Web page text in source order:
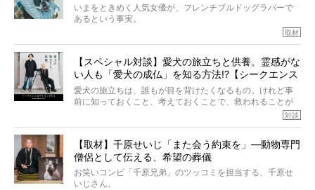
いまをときめく人気女優が、フレンチブルドッグラバーで
あるという事実。
とりを目の当たりにするほどに、そのフレンチブルドッグ
愛がわたしたちのそれとまったく同じであることに、なん
だかうれしくなってしまったのでした。
春奈さんとアムちゃんのすてきな暮らしを、BUHI編集長の
小西がいつくしみながら、切り取らせていただきます。
取材
【スペシャル対談】愛犬の旅立ちと供養。霊感がな
い人も「愛犬の成仏」を知る方法!?【シークエンス
はやとも×PELI】
愛犬の旅立ちは、誰もが目を背けたくなるもの。けれど事
前に知っておくこと、考えておくことで、救われることが
力をもつお笑い芸人「シークエンスはやとも」さんに、愛
犬の旅立ちや供養についてインタビュー。
インタビュアー兼対談相手は、大の犬好きで心霊分野の知
識にも長けているPELIさん。
対談
【取材】千原せいじ「また会う約束を」―動物専門
僧侶として伝える、希望の葬儀
お笑いコンビ「千原兄弟」のツッコミを担当する、千原せ
いじさん。